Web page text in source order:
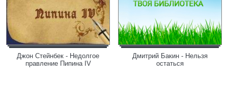
Джон Стейнбек - Недолгое
правление Пипина IV
Дмитрий Бакин - Нельзя
остаться